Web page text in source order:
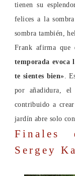
tienen su
felices a la
sombra también,
Frank afirma que
temporada evoca
te sientes bien» .
por añadidura,
contribuido a
jardín abre solo
Finales
Sergey